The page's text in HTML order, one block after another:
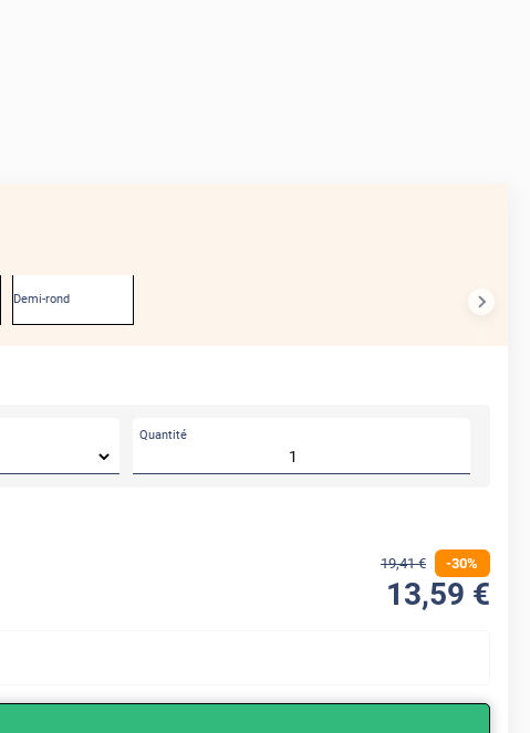
Demi-rond
Quantité
19,41 € -30%
13,59 €